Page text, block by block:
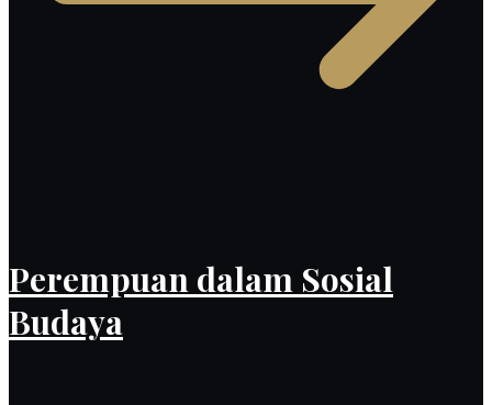
Perempuan dalam Sosial
Budaya